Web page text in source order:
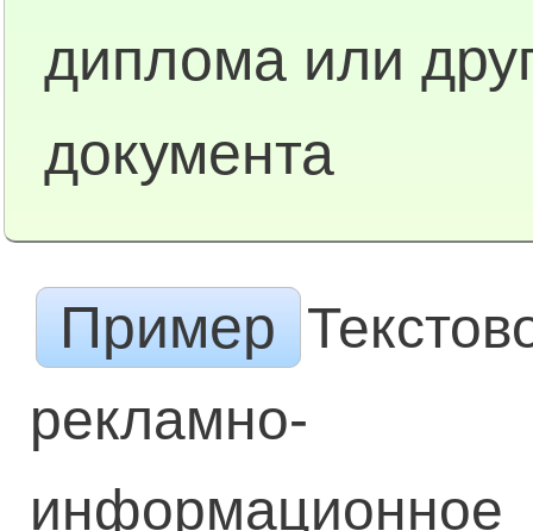
диплома или
документа
Пример
рекламно-
информационное